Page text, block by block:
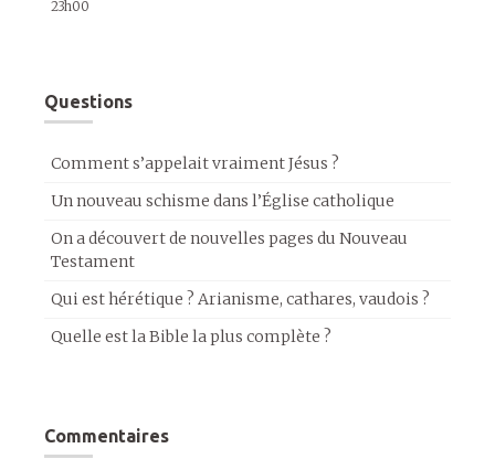
23h00
Questions
Comment s’appelait vraiment Jésus ?
Un nouveau schisme dans l’Église catholique
On a découvert de nouvelles pages du Nouveau
Testament
Qui est hérétique ? Arianisme, cathares, vaudois ?
Quelle est la Bible la plus complète ?
Commentaires